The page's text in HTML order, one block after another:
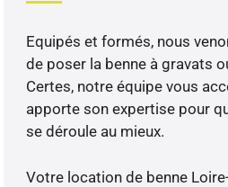
Equipés et formés, nous
de poser la benne à gravats
Certes, notre équipe vous
apporte son expertise pour
se déroule au mieux.
Votre location de benne